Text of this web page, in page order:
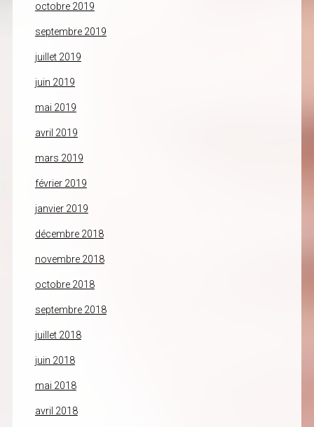
octobre 2019
septembre 2019
juillet 2019
juin 2019
mai 2019
avril 2019
mars 2019
février 2019
janvier 2019
décembre 2018
novembre 2018
octobre 2018
septembre 2018
juillet 2018
juin 2018
mai 2018
avril 2018